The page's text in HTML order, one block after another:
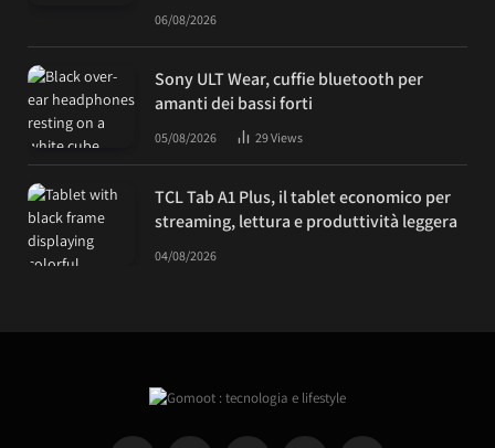
06/08/2026
Sony ULT Wear, cuffie bluetooth per
amanti dei bassi forti
05/08/2026 29Views
TCL Tab A1 Plus, il tablet economico per
streaming, lettura e produttività leggera
04/08/2026